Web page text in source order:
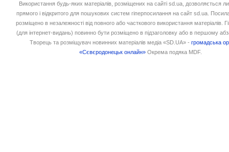
Використання будь-яких матеріалів, розміщених на сайті sd.ua, дозволяється
прямого і відкритого для пошукових систем гіперпосилання на сайт sd.ua.
розміщено в незалежності від повного або часткового використання матеріалів.
(для інтернет-видань) повинно бути розміщено в підзаголовку або в першому
Творець та розміщувач новинних матеріалів медіа «SD.UA» -громадська
«Сєвєродонецьк онлайн» Окрема подяка MDF.